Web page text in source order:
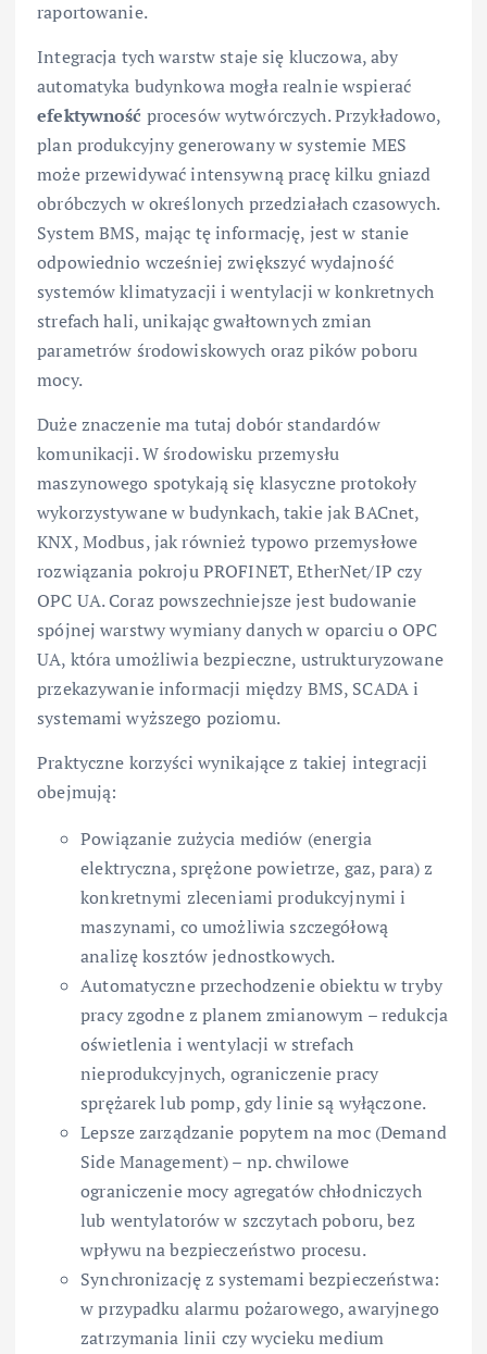
raportowanie.
Integracja tych warstw staje się kluczowa, aby
automatyka budynkowa mogła realnie wspierać
efektywność procesów wytwórczych. Przykładowo,
plan produkcyjny generowany w systemie MES
może przewidywać intensywną pracę kilku gniazd
obróbczych w określonych przedziałach czasowych.
System BMS, mając tę informację, jest w stanie
odpowiednio wcześniej zwiększyć wydajność
systemów klimatyzacji i wentylacji w konkretnych
strefach hali, unikając gwałtownych zmian
parametrów środowiskowych oraz pików poboru
mocy.
Duże znaczenie ma tutaj dobór standardów
komunikacji. W środowisku przemysłu
maszynowego spotykają się klasyczne protokoły
wykorzystywane w budynkach, takie jak BACnet,
KNX, Modbus, jak również typowo przemysłowe
rozwiązania pokroju PROFINET, EtherNet/IP czy
OPC UA. Coraz powszechniejsze jest budowanie
spójnej warstwy wymiany danych w oparciu o OPC
UA, która umożliwia bezpieczne, ustrukturyzowane
przekazywanie informacji między BMS, SCADA i
systemami wyższego poziomu.
Praktyczne korzyści wynikające z takiej integracji
obejmują:
Powiązanie zużycia mediów (energia
elektryczna, sprężone powietrze, gaz, para) z
konkretnymi zleceniami produkcyjnymi i
maszynami, co umożliwia szczegółową
analizę kosztów jednostkowych.
Automatyczne przechodzenie obiektu w tryby
pracy zgodne z planem zmianowym – redukcja
oświetlenia i wentylacji w strefach
nieprodukcyjnych, ograniczenie pracy
sprężarek lub pomp, gdy linie są wyłączone.
Lepsze zarządzanie popytem na moc (Demand
Side Management) – np. chwilowe
ograniczenie mocy agregatów chłodniczych
lub wentylatorów w szczytach poboru, bez
wpływu na bezpieczeństwo procesu.
Synchronizację z systemami bezpieczeństwa:
w przypadku alarmu pożarowego, awaryjnego
zatrzymania linii czy wycieku medium